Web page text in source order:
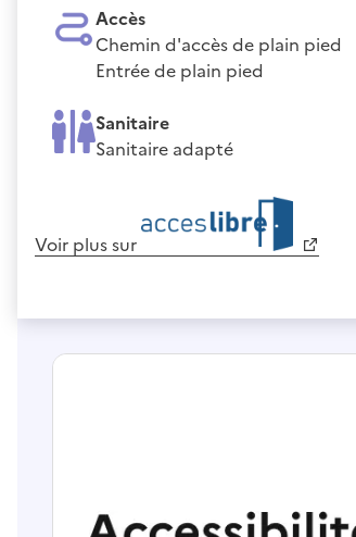
Accès
Chemin d'accès de plain pied
Entrée de plain pied
Sanitaire
Sanitaire adapté
Voir plus sur